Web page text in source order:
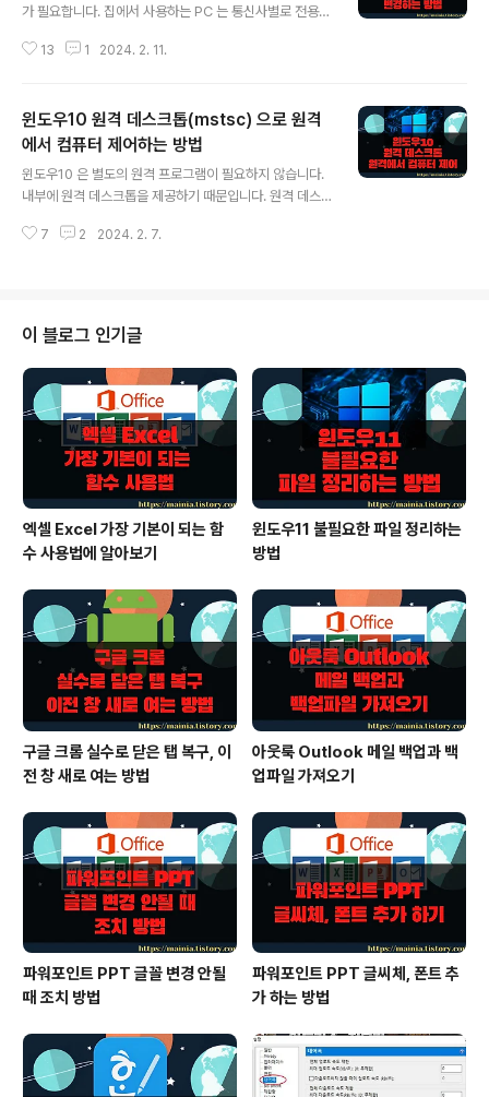
가 필요합니다. 집에서 사용하는 PC 는 통신사별로 전용
세팅할 일은 없습니다. 단지 현재 부여 받은 IP 로 외부와
요? ▼ 먼저 IP 주소를 확인하는 방법입니다. 콘솔에서 아
래 명령어를 입력합니다. 검색 결과는 2개가 나왔습니다.
하나는 설치된 랜카드 정보입니다. 다른 하나인 vEtherne
t 은 가상 드라이브에서 만든 네트워크 카드입니다. 실제 자
신에게 할당한 IP 는 "이더넷 어댑터 이더넷" 아래에 있는
정보입니다. $ ipconfig /all ▼ 이제 할당 받은 고정 IP..
13 1 2024. 2. 11.
윈도우10 원격 데스크톱(mstsc) 으로 원격
에서 컴퓨터 제어하는 방법
윈도우10 은 별도의 원격 프로그램이 필요하지 않습니다.
내부에 원격 데스크톱을 제공하기 때문입니다. 원격 데스
와주는 프로그램을 말합니다. 하지만 유동 IP 를 가지고 있
를 할당하거나 단지 내에 내부 IP 를 부여하는 경우가 대부
분입니다. ◎ 원격 대상 컴퓨터 설정 ▼ 먼저 원격지에서
제어할 컴퓨터 설정을 변경해야 합니다. 기본적으로 막혀
있는 원격 연결을 허용해야 외부에서 접근할 수 있습니다.
탐색기에서 내 PC 를 선택하고 오른쪽 마우스를 클릭합니
다. 화면에 나타난 메뉴 목록..
7 2 2024. 2. 7.
이 블로그 인기글
엑셀 Excel 가장 기본이 되는 함
수 사용법에 알아보기
윈도우11 불필요한 파일 정리하는
방법
구글 크롬 실수로 닫은 탭 복구, 이
전 창 새로 여는 방법
아웃룩 Outlook 메일 백업과 백
업파일 가져오기
파워포인트 PPT 글꼴 변경 안될
때 조치 방법
파워포인트 PPT 글씨체, 폰트 추
가 하는 방법